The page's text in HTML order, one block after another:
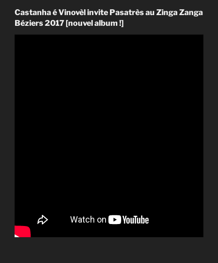
Castanha é Vinovèl invite Pasatrès au Zinga Zanga
Béziers 2017 [nouvel album !]